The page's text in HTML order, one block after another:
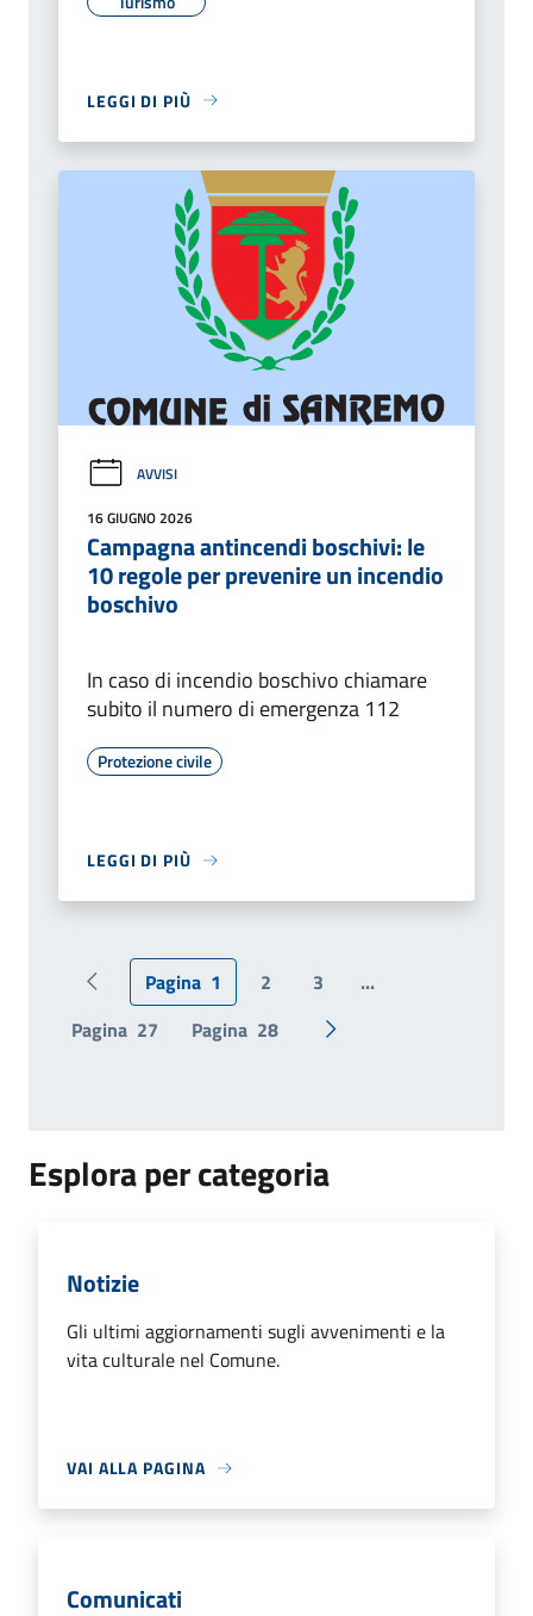
LEGGI DI PIÙ
AVVISI
16 GIUGNO 2026
Campagna antincendi boschivi: le
10 regole per prevenire un incendio
boschivo
In caso di incendio boschivo chiamare
subito il numero di emergenza 112
Protezione civile
LEGGI DI PIÙ
Pagina precedente
Pagina 1 2 3
...
Pagina 27 Pagina 28 Pagina successiva
Esplora per categoria
Notizie
Gli ultimi aggiornamenti sugli avvenimenti e la
vita culturale nel Comune.
VAI ALLA PAGINA
Comunicati